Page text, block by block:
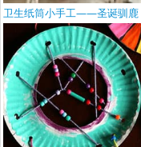
卫生纸筒小手工——圣诞驯鹿